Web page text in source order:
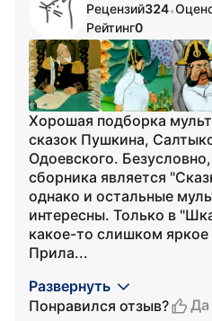
Рецензий324•
Рейтинг0
Хорошая подборка
сказок Пушкина,
Одоевского.
сборника является
однако и остальные
интересны. Только в
какое-то слишком
Прила...
Развернуть
Понравился отзыв?
Да